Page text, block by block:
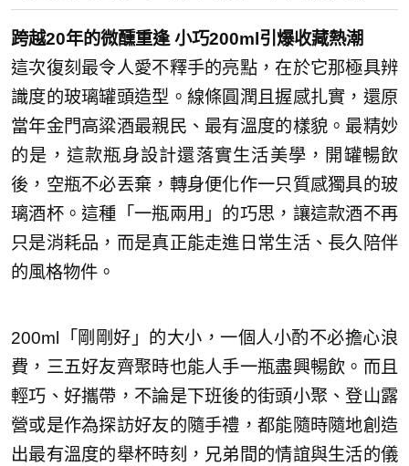
跨越20年的微醺重逢 小巧200ml引爆收藏熱潮
這次復刻最令人愛不釋手的亮點，在於它那極具辨
識度的玻璃罐頭造型。線條圓潤且握感扎實，還原
當年金門高粱酒最親民、最有溫度的樣貌。最精妙
的是，這款瓶身設計還落實生活美學，開罐暢飲
後，空瓶不必丟棄，轉身便化作一只質感獨具的玻
璃酒杯。這種「一瓶兩用」的巧思，讓這款酒不再
只是消耗品，而是真正能走進日常生活、長久陪伴
的風格物件。
200ml「剛剛好」的大小，一個人小酌不必擔心浪
費，三五好友齊聚時也能人手一瓶盡興暢飲。而且
輕巧、好攜帶，不論是下班後的街頭小聚、登山露
營或是作為探訪好友的隨手禮，都能隨時隨地創造
出最有溫度的舉杯時刻，兄弟間的情誼與生活的儀